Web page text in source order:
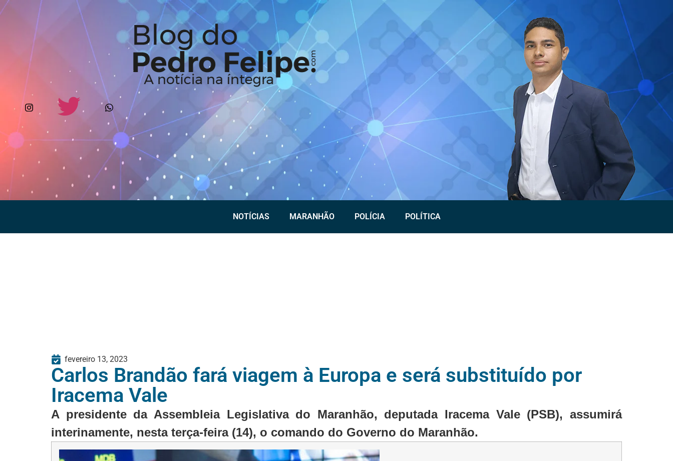
NOTÍCIAS MARANHÃO POLÍCIA POLÍTICA
fevereiro 13, 2023
Carlos Brandão fará viagem à Europa e será substituído por
Iracema Vale
A presidente da Assembleia Legislativa do Maranhão, deputada Iracema Vale (PSB), assumirá
interinamente, nesta terça-feira (14), o comando do Governo do Maranhão.